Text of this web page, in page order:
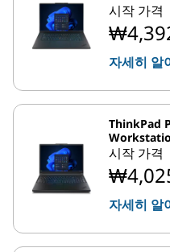
시작 가격
자세히 알
ThinkPad
시작 가격
자세히 알